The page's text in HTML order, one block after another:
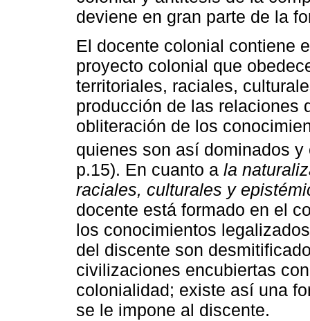
deviene en gran parte de la
El docente colonial contiene
proyecto colonial que
territoriales, raciales,
producción de las relaciones
obliteración de los
quienes son así dominados y
p.15). En cuanto a la
raciales, culturales y
docente está formado en el
los conocimientos
del discente son
civilizaciones encubiertas
colonialidad; existe así una
se le impone al discente.